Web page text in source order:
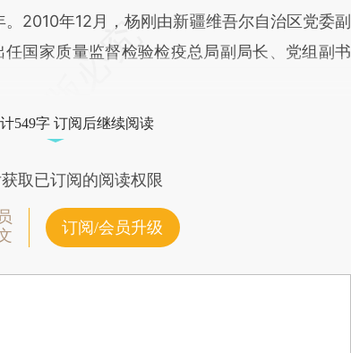
2010年12月，杨刚由新疆维吾尔自治区党委副
国家质量监督检验检疫总局副局长、党组副书
549字 订阅后继续阅读
取已订阅的阅读权限
订阅/会员升级